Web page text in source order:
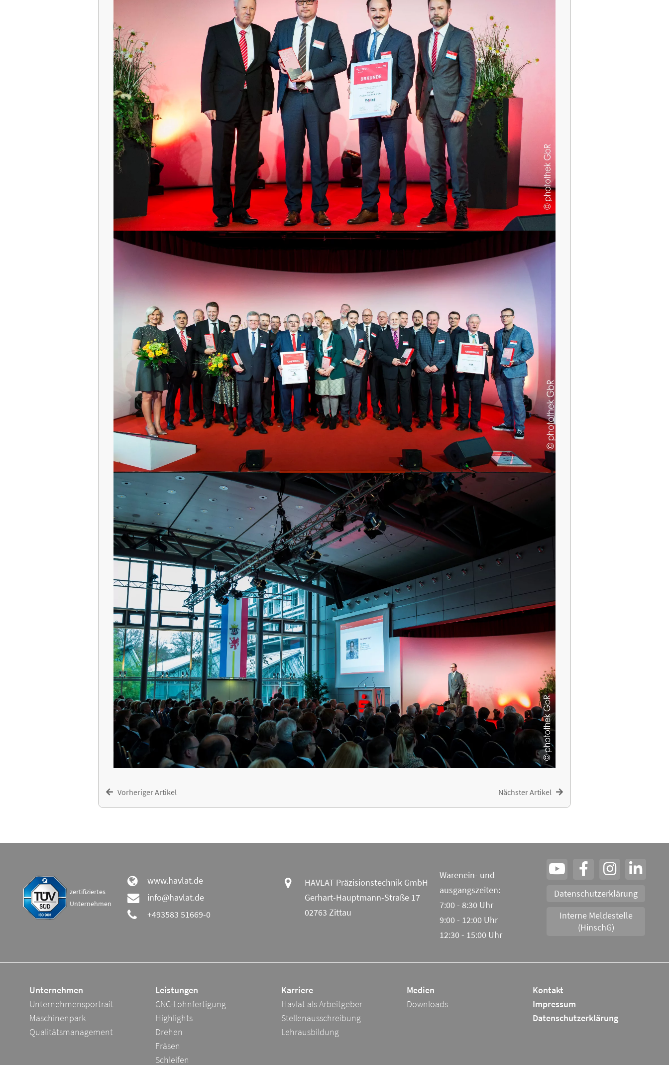
Vorheriger Artikel Nächster Artikel
zertifiziertes
Unternehmen
www.havlat.de
info@havlat.de
+493583 51669-0
HAVLAT Präzisionstechnik GmbH
Gerhart-Hauptmann-Straße 17
02763 Zittau
Warenein- und
ausgangszeiten:
7:00 - 8:30 Uhr
9:00 - 12:00 Uhr
12:30 - 15:00 Uhr
Datenschutzerklärung
Interne Meldestelle
(HinschG)
Unternehmen
Unternehmensportrait
Maschinenpark
Qualitätsmanagement
Leistungen
CNC-Lohnfertigung
Highlights
Drehen
Fräsen
Schleifen
Karriere
Havlat als Arbeitgeber
Stellenausschreibung
Lehrausbildung
Medien
Downloads
Kontakt
Impressum
Datenschutzerklärung